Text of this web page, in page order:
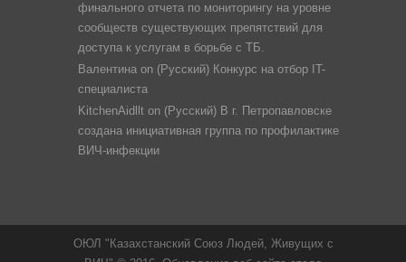
финального отчета по мониторингу на уровне
сообществ существующих препятствий для
доступа к услугам в борьбе с ТБ.
Валентина on (Русский) Конкурс на отбор IT-
специалиста
KitchenAidllt on (Русский) В г. Петропавловске
создана инициативная группа по профилактике
ВИЧ-инфекции
ОЮЛ "Казахстанский Союз Людей, Живущих с